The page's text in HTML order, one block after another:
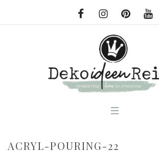
ACRYL-POURING-22